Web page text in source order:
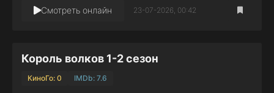
Смотреть онлайн 23-07-2026, 00:42
Король волков 1-2 сезон
КиноГо: 0 IMDb: 7.6